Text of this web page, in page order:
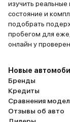
изучить
состояние и
подобрать
пробегом для
онлайн у
Новые
Бренды
Кредиты
Сравнения
Отзывы об авто